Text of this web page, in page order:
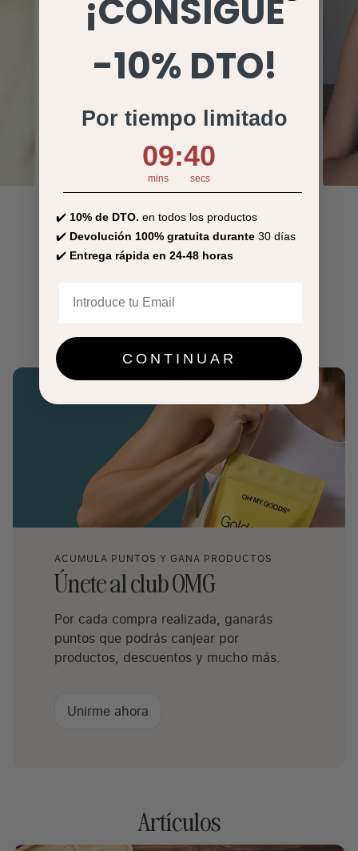
OH MY GOODS
Super Collagen
ACUMULA PUNTOS Y GANA PRODUCTOS
Únete al club OMG
Por cada compra realizada, ganarás
puntos que podrás canjear por
productos, descuentos y mucho más.
Unirme ahora
Artículos
¡CONSIGUE
-10% DTO!
Por tiempo limitado
Countdown ends in:
9
09
mins
:: 39
39
secs
✔️ 10% de DTO. en todos los productos
✔️ Devolución 100% gratuita durante 30 días
✔️ Entrega rápida en 24-48 horas
CONTINUAR